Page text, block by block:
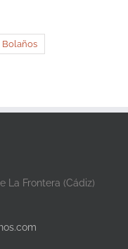
Bolaños
La Frontera (Cádiz)